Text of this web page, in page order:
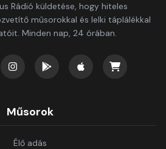
Rádió küldetése, hogy hiteles
műsorokkal és lelki táplálékkal
Minden nap, 24 órában.
Műsorok
Élő adás